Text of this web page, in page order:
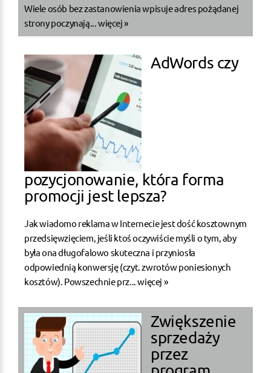
Wiele osób bez zastanowienia wpisuje adres pożądanej
strony poczynają... więcej »
AdWords czy
pozycjonowanie, która forma
promocji jest lepsza?
Jak wiadomo reklama w Internecie jest dość kosztownym
przedsięwzięciem, jeśli ktoś oczywiście myśli o tym, aby
była ona długofalowo skuteczna i przyniosła
odpowiednią konwersję (czyt. zwrotów poniesionych
kosztów). Powszechnie prz...więcej »
Zwiększenie
sprzedaży
przez